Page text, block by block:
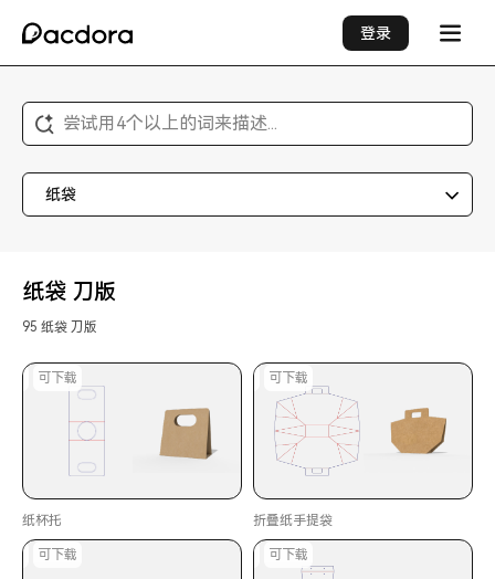
登录
尝试用4个以上的词来描述...
纸袋
纸袋 刀版
95 纸袋 刀版
刷 可下载
纸杯托
可印刷 可下载
折叠纸手提袋
刷 可下载 可印刷 可下载